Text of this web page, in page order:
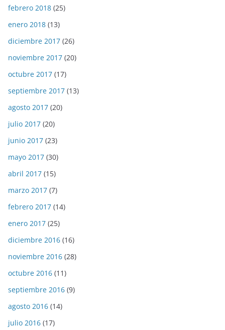
febrero 2018 (25)
enero 2018 (13)
diciembre 2017 (26)
noviembre 2017 (20)
octubre 2017 (17)
septiembre 2017 (13)
agosto 2017 (20)
julio 2017 (20)
junio 2017 (23)
mayo 2017 (30)
abril 2017 (15)
marzo 2017 (7)
febrero 2017 (14)
enero 2017 (25)
diciembre 2016 (16)
noviembre 2016 (28)
octubre 2016 (11)
septiembre 2016 (9)
agosto 2016 (14)
julio 2016 (17)